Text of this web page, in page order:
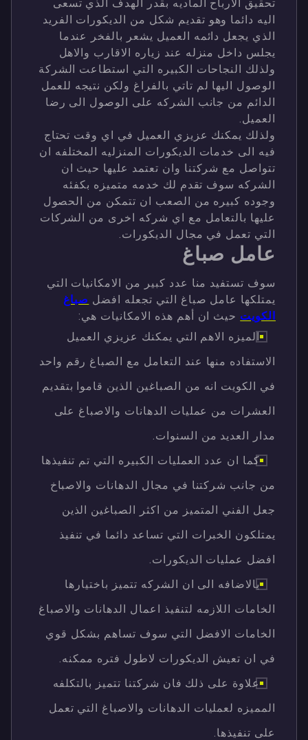
تحقيق الارباح الماديه بقدر الهدف الذي تسعى
اليه دائما وهو تقديم شكل من الديكورات الفريد
الذي يجعل دائمه العميل يشعر بالفخر عندما
يجلس داخل منزله عند زياره الاقارب والاهل
ولذلك النجاحات الكبيره التي استطاعت الشركة
الوصول اليها لم تاتي بالفراغ ولكن نتيجه للعمل
الدائم من جانب الشركه على الوصول الى رضا
العميل.
ولذلك يمكنك عزيزي العميل في اي وقت تحتاج
فيه الى خدمات الديكورات المنزليه المختلفه ان
تتواصل مع شركتنا وان تعتمد عليها حيث ان
الشركه سوف تقدم لك خدمه متميزه بكفئه
وجوده كبيره من الصعب ان تتمكن من الحصول
عليها بالتعامل مع اي شركه اخرى من الشركات
التي تعمل في مجال الديكورات.
عامل صباغ
سوف تستفيد منا عدد كبير من الامكانيات التي
يمتلكها عامل صباغ التي تجعله افضل صباغ
الكويتحيث ان أهم هذه الامكانيات هي:
الميزه الاهم التي يمكنك عزيزي العميل
الاستفاده منها عند التعامل مع الصباغ رقم واحد
في الكويت انه من الصباغين الذين قاموا بتقديم
العشرات من عمليات الدهانات والاصباغ على
مدار العديد من السنوات.
كما ان عدد العمليات الكبيره التي تم تنفيذها
من جانب شركتنا في مجال الدهانات والاصباخ
جعل الفني المتميز من اكثر الصباغين الذين
يمتلكون الخبرات التي تساعد دائما في تنفيذ
افضل عمليات الديكورات.
بالاضافه الى ان الشركه تتميز باختيارها
الخامات اللازمه لتنفيذ اعمال الدهانات والاصباغ
الخامات الافضل التي سوف تساهم بشكل قوي
في ان تعيش الديكورات لاطول فتره ممكنه.
علاوة على ذلك فان شركتنا تتميز بالتكلفه
المميزه لعمليات الدهانات والاصباغ التي تعمل
على تنفيذها.